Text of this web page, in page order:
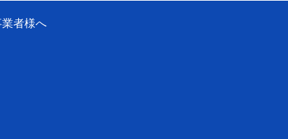
者様へ